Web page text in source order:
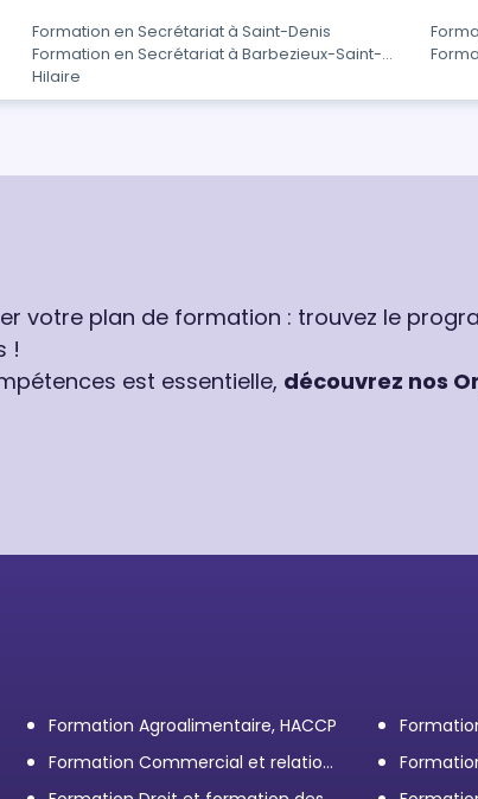
Formation en Secrétariat à Saint-Denis
Formation en Secrétariat à Barbezieux-Saint-
Hilaire
votre plan de formation : trouvez le
!
est essentielle, découvrez nos
Formation Agroalimentaire, HACCP
Formation Commercial et relation
client
efficacité